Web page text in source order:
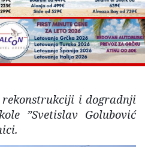
i dogradnji
”Svetislav Golubović